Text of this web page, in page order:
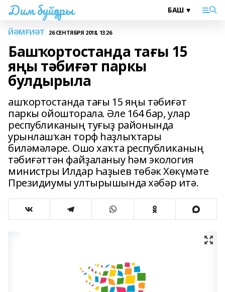
Дим буйҙары
ЙӘМҒИӘТ 26 СЕНТЯБРЯ 2018, 13:26
Башҡортостанда тағы 15
яңы тәбиғәт паркы
булдырыла
ашҡортостанда тағы 15 яңы тәбиғәт
паркы ойошторала. Әле 164 бар, улар
республиканың туғыҙ районында
урынлашҡан торф һаҙлыҡтары
биләмәләре. Ошо хаҡта республиканың
тәбиғәттән файҙаланыу һәм экология
министры Илдар Һаҙыев төбәк Хөкүмәте
Президиумы ултырышында хәбәр итә.